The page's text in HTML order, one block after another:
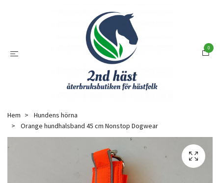
0
Hem
Hundens hörna
Orange hundhalsband 45 cm Nonstop Dogwear